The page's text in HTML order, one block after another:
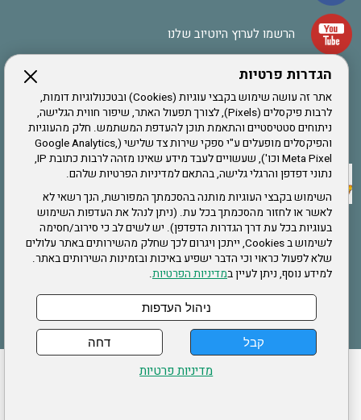
הגדרות פרטיות
אתר זה עושה שימוש בקבצי עוגיות (Cookies) ובטכנולוגיות דומות,
לרבות פיקסלים (Pixels), לצורך תפעול האתר, שיפור חווית הגלישה,
ניתוחים סטטיסטיים והתאמת תוכן להעדפת המשתמש. חלק מהעוגיות
והפיקסלים מופעלים ע"י ספקי שירות צד שלישי (Google Analytics,
Meta Pixel וכו'), שעשויים לעבד מידע שאינו מזהה לרבות כתובת IP,
נתוני דפדפן והרגלי גלישה, בהתאם למדיניות הפרטיות שלהם.
השימוש בקבצי העוגיות מותנה בהסכמתך המפורשת, הנך רשאי לא
לאשר או לחזור מהסכמתך בכל עת. (ניתן לנהל את העדפות השימוש
בעוגיות בכל עת דרך הגדרות הדפדפן). יש לשים לב כי סירוב/חסימה
לשימוש ב Cookies, ייתכן ויגרום לכך שחלק מהשירותים באתר עלולים
שלא לפעול כראוי וכי הדבר ישפיע באיכות ובזמינות השירותים באתר.
למידע נוסף, ניתן לעיין במדיניות הפרטיות.
קבל דחה
ניהול העדפות
מדיניות פרטיות
הרשמו לערוץ היוטיוב שלנו
אתר צה"ל
תקנון האתר
שירותים
תעסוקה
בריאות
הצהרת נגישות לעדכון פרטים אישיים